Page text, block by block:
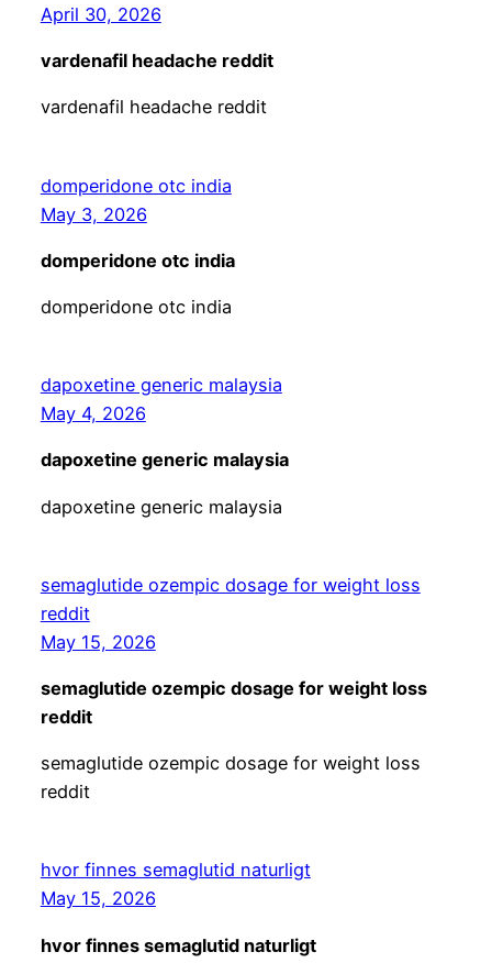
April 30, 2026
vardenafil headache reddit
vardenafil headache reddit
domperidone otc india
May 3, 2026
domperidone otc india
domperidone otc india
dapoxetine generic malaysia
May 4, 2026
dapoxetine generic malaysia
dapoxetine generic malaysia
semaglutide ozempic dosage for weight loss
reddit
May 15, 2026
semaglutide ozempic dosage for weight loss
reddit
semaglutide ozempic dosage for weight loss
reddit
hvor finnes semaglutid naturligt
May 15, 2026
hvor finnes semaglutid naturligt